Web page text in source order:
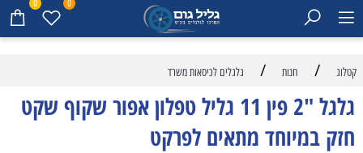
0 0
קטלוג / חנות / גלגלים לכיסאות משרד
גלגל "2 פין 11 גליל טפלון אפור שקוף שקט
חזק במיוחד מתאים לפרקט